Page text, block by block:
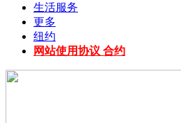
生活服务
更多
纽约
网站使用协议 合约